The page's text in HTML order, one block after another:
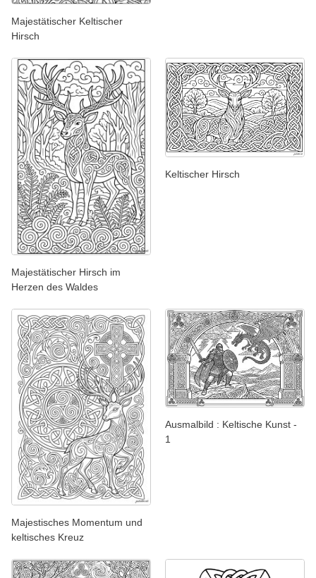
Majestätischer Keltischer
Hirsch
Majestätischer Hirsch im
Herzen des Waldes
Keltischer Hirsch
Majestisches Momentum und
keltisches Kreuz
Ausmalbild : Keltische Kunst -
1